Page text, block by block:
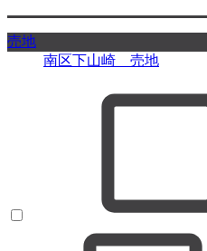
売地
南区下山崎 売地